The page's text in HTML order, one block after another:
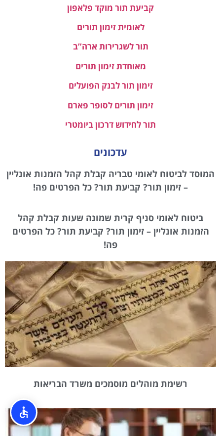
קביעת תור מוקד פלאפון
לאומית זימון תורים
תור לשגרירות ארה”ב
מאוחדת זימון תורים
זימון תור לבנק הפועלים
זימון תורים לסופר פארם
תור לחידוש דרכון ביומטרי
עדכונים
המוסד לביטוח לאומי טבריה קבלת קהל הזמנות אונליין
– זימון תור? קביעת תור? כל הפרטים פה!
ביטוח לאומי סניף קרית שמונה שעות קבלת קהל
הזמנות אונליין – זימון תור? קביעת תור? כל הפרטים
פה!
רשימת מוהלים מוסמכים משרד הבריאות